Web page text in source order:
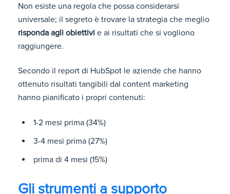
Non esiste una regola che possa considerarsi
universale; il segreto è trovare la strategia che meglio
risponda agli obiettivi e ai risultati che si vogliono
raggiungere.
Secondo il report di HubSpot le aziende che hanno
ottenuto risultati tangibili dal content marketing
hanno pianificato i propri contenuti:
1-2 mesi prima (34%)
3-4 mesi prima (27%)
prima di 4 mesi (15%)
Gli strumenti a supporto